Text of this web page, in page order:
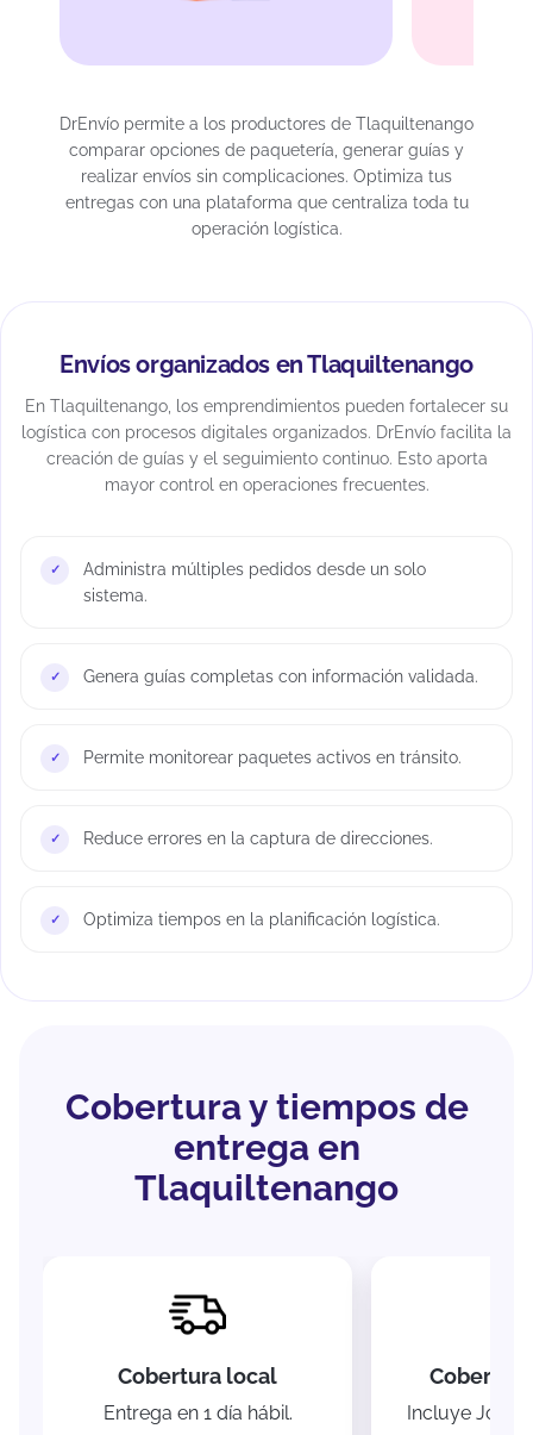
DrEnvío permite a los productores de Tlaquiltenango
comparar opciones de paquetería, generar guías y
realizar envíos sin complicaciones. Optimiza tus
entregas con una plataforma que centraliza toda tu
operación logística.
Envíos organizados en Tlaquiltenango
En Tlaquiltenango, los emprendimientos pueden fortalecer su
logística con procesos digitales organizados. DrEnvío facilita la
creación de guías y el seguimiento continuo. Esto aporta
mayor control en operaciones frecuentes.
Administra múltiples pedidos desde un solo
sistema.
Genera guías completas con información validada.
Permite monitorear paquetes activos en tránsito.
Reduce errores en la captura de direcciones.
Optimiza tiempos en la planificación logística.
Cobertura y tiempos de
entrega en
Tlaquiltenango
Cobertura local
Entrega en 1 día hábil.
Incluye